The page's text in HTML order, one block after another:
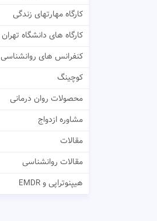
کارگاه مهارتهای زندگی
کارگاه های دانشگاه تهران
کنفرانس های روانشناسی
کوچینگ
محصولات روان درمانی
مشاوره ازدواج
مقالات
مقالات روانشناسی
هیپنوتراپی و EMDR